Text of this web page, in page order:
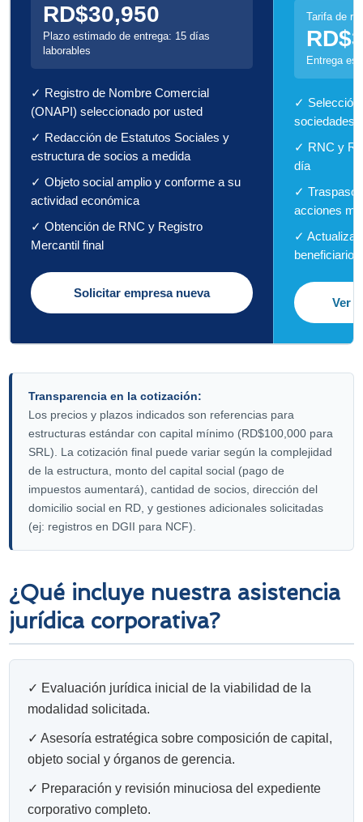
RD$30,950
Plazo estimado de entrega: 15 días
laborables
✓ Registro de Nombre Comercial
(ONAPI) seleccionado por usted
✓ Redacción de Estatutos Sociales y
estructura de socios a medida
✓ Objeto social amplio y conforme a su
actividad económica
✓ Obtención de RNC y Registro
Mercantil final
Solicitar empresa nueva
Tarifa de
Entrega
✓ Selección
sociedades
✓ RNC y
día
✓ Traspaso
acciones
✓
Ver
Transparencia en la cotización:
Los precios y plazos indicados son referencias para
estructuras estándar con capital mínimo (RD$100,000 para
SRL). La cotización final puede variar según la complejidad
de la estructura, monto del capital social (pago de
impuestos aumentará), cantidad de socios, dirección del
domicilio social en RD, y gestiones adicionales solicitadas
(ej: registros en DGII para NCF).
¿Qué incluye nuestra asistencia
jurídica corporativa?
✓ Evaluación jurídica inicial de la viabilidad de la
modalidad solicitada.
✓ Asesoría estratégica sobre composición de capital,
objeto social y órganos de gerencia.
✓ Preparación y revisión minuciosa del expediente
corporativo completo.